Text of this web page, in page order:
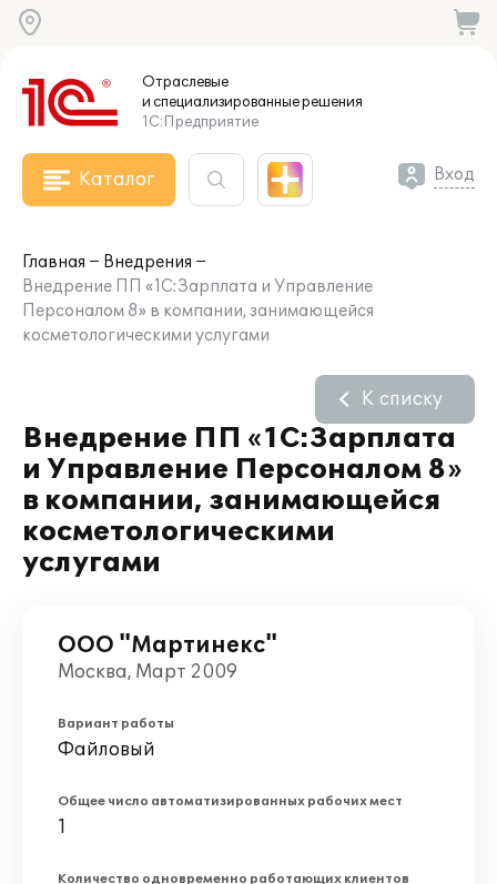
Отраслевые
и специализированныерешения
1С:Предприятие
Каталог Вход
Главная
Внедрения
Внедрение ПП «1С:Зарплата и Управление
Персоналом 8» в компании, занимающейся
косметологическими услугами
Внедрение ПП «1С:Зарплата
и Управление Персоналом 8»
в компании, занимающейся
косметологическими
услугами
К списку
ООО "Мартинекс"
Москва, Март 2009
Вариант работы
Файловый
Общее число автоматизированных рабочих мест
1
Количество одновременно работающих клиентов